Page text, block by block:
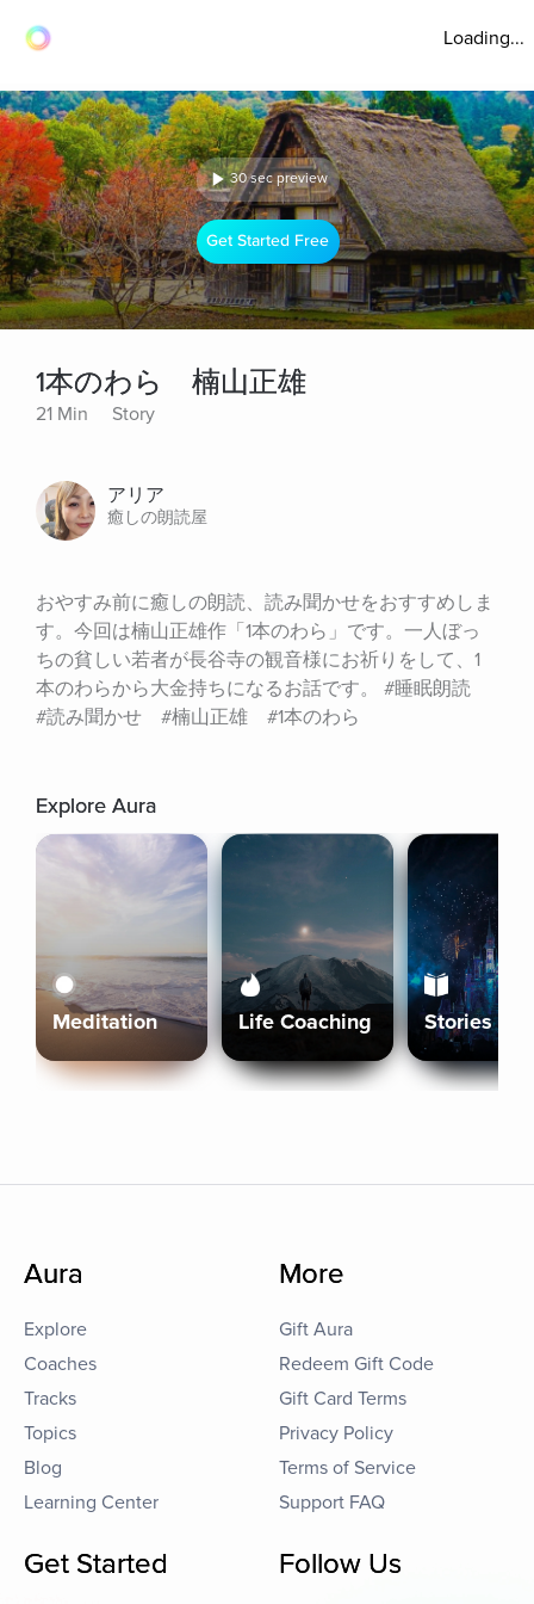
Loading...
30 sec preview
Get Started Free
1本のわら 楠山正雄
21 Min Story
アリア
癒しの朗読屋
おやすみ前に癒しの朗読、読み聞かせをおすすめしま
す。今回は楠山正雄作「1本のわら」です。一人ぼっ
ちの貧しい若者が長谷寺の観音様にお祈りをして、1
本のわらから大金持ちになるお話です。 #睡眠朗読
#読み聞かせ　#楠山正雄　#1本のわら
Explore Aura
Meditation Life Coaching Stories
Aura
Explore
Coaches
Tracks
Topics
Blog
Learning Center
More
Gift Aura
Redeem Gift Code
Gift Card Terms
Privacy Policy
Terms of Service
Support FAQ
Get Started Follow Us